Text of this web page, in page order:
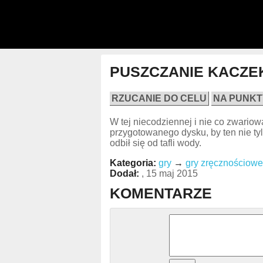
PUSZCZANIE
RZUCANIE DO CELU NA
W tej niecodziennej i nie co
przygotowanego dysku, by ten nie
odbił się od tafli wody.
Kategoria: gry → gry zręcznościowe
Dodał: , 15 maj 2015
KOMENTARZE